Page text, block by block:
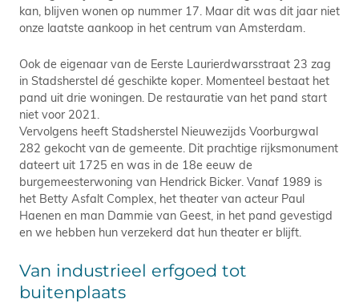
kan, blijven wonen op nummer 17. Maar dit was dit jaar niet
onze laatste aankoop in het centrum van Amsterdam.
Ook de eigenaar van de Eerste Laurierdwarsstraat 23 zag
in Stadsherstel dé geschikte koper. Momenteel bestaat het
pand uit drie woningen. De restauratie van het pand start
niet voor 2021.
Vervolgens heeft Stadsherstel Nieuwezijds Voorburgwal
282 gekocht van de gemeente. Dit prachtige rijksmonument
dateert uit 1725 en was in de 18e eeuw de
burgemeesterwoning van Hendrick Bicker. Vanaf 1989 is
het Betty Asfalt Complex, het theater van acteur Paul
Haenen en man Dammie van Geest, in het pand gevestigd
en we hebben hun verzekerd dat hun theater er blijft.
Van industrieel erfgoed tot
buitenplaats